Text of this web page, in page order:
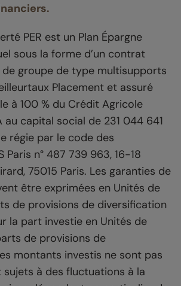
PER est un Plan Épargne
sous la forme d’un contrat
de groupe de type multisupports
Placement et assuré
à 100 % du Crédit Agricole
au capital social de 231 044 641
régie par le code des
Paris n° 487 739 963, 16-18
75015 Paris. Les garanties de
être exprimées en Unités de
de provisions de diversification
la part investie en Unités de
de provisions de
montants investis ne sont pas
à des fluctuations à la